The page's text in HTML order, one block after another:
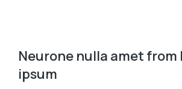
Neurone nulla amet from
ipsum